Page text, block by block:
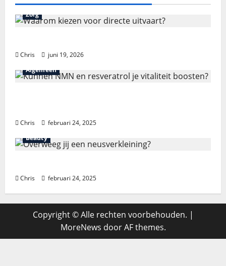
Zorg
Chris
juni 19, 2026
Algemeen
Chris
februari 24, 2025
Beauty
Chris februari 24, 2025
Copyright © Alle rechten voorbehouden. |
MoreNews door AF themes.